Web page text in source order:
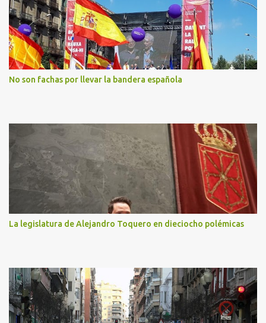
No son fachas por llevar la bandera española
La legislatura de Alejandro Toquero en dieciocho polémicas